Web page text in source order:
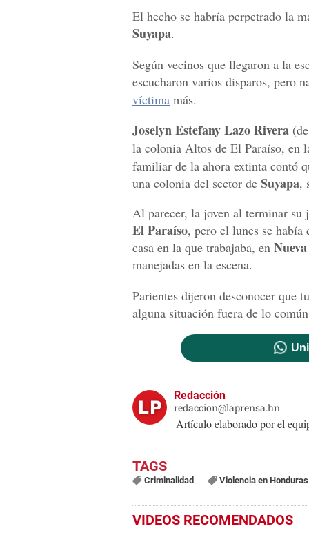
El hecho se habría perpetrado la
Suyapa.
Según vecinos que llegaron a la
escucharon varios disparos, pero
víctima más.
Joselyn Estefany Lazo Rivera
la colonia Altos de El Paraíso, en
familiar de la ahora extinta contó
una colonia del sector de Suyapa,
Al parecer, la joven al terminar su
El Paraíso, pero el lunes se había
casa en la que trabajaba, en
manejadas en la escena.
Parientes dijeron desconocer que
alguna situación fuera de lo
Redacción
redaccion@laprensa.hn
Artículo elaborado por el
Criminalidad Violencia en Honduras
VIDEOS RECOMENDADOS